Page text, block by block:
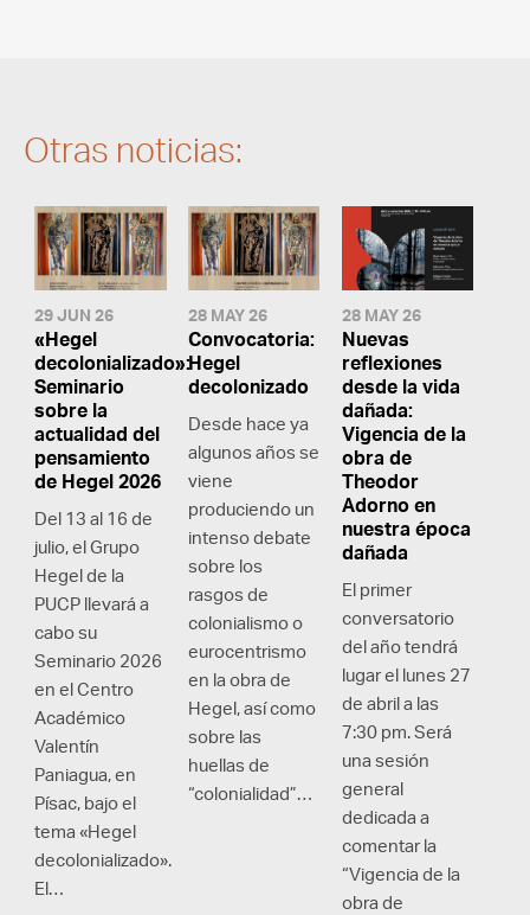
Otras noticias:
29 JUN 26
«Hegel
decolonializado»:
Seminario
sobre la
actualidad del
pensamiento
de Hegel 2026
Del 13 al 16 de
julio, el Grupo
Hegel de la
PUCP llevará a
cabo su
Seminario 2026
en el Centro
Académico
Valentín
Paniagua, en
Písac, bajo el
tema «Hegel
decolonializado».
El…
28 MAY 26
Convocatoria:
Hegel
decolonizado
Desde hace ya
algunos años se
viene
produciendo un
intenso debate
sobre los
rasgos de
colonialismo o
eurocentrismo
en la obra de
Hegel, así como
sobre las
huellas de
“colonialidad”…
28 MAY 26
Nuevas
reflexiones
desde la vida
dañada:
Vigencia de la
obra de
Theodor
Adorno en
nuestra época
dañada
El primer
conversatorio
del año tendrá
lugar el lunes 27
de abril a las
7:30 pm. Será
una sesión
general
dedicada a
comentar la
“Vigencia de la
obra de